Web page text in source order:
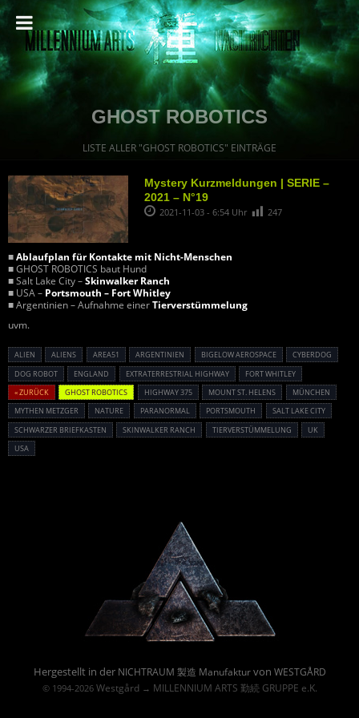
GHOST ROBOTICS
LISTE ALLER "GHOST ROBOTICS" EINTRÄGE
Mystery Kurzmeldungen | SERIE –
2021 – N°19
2021-11-03 - 6:54 Uhr 247
■Ablaufplan für Kontakte mit Nicht-Menschen
■ GHOST ROBOTICS baut Hund
■ Salt Lake City –Skinwalker Ranch
■ USA – Portsmouth – Fort Whitley
■ Argentinien – Aufnahme einerTierverstümmelung
uvm.
ALIEN ALIENS AREA51 ARGENTINIEN BIGELOW AEROSPACE
CYBERDOG
DOG ROBOT
ENGLAND EXTRATERRESTRIAL HIGHWAY
FORT WHITLEY
« ZURÜCK
GHOST ROBOTICS HIGHWAY 375 MOUNT ST. HELENS
MÜNCHEN
MYTHEN METZGER
NATURE PARANORMAL PORTSMOUTH
SALT LAKE CITY
SCHWARZER BRIEFKASTEN
SKINWALKER RANCH TIERVERSTÜMMELUNG
UK
USA
Hergestellt in der NICHTRAUM 製造 Manufakturvon WESTGÅRD
© 1994-2026 Westgård→ MILLENNIUM ARTS 勤続 GRUPPE e.K.
Powered By :